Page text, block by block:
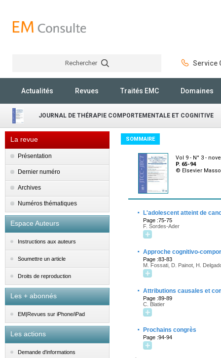
Rechercher Service
Actualités Revues Traités EMC Domaines
JOURNAL DE THÉRAPIE COMPORTEMENTALE ET COGNITIVE
La revue
Présentation
Dernier numéro
Archives
Numéros thématiques
Espace Auteurs
Instructions aux auteurs
Soumettre un article
Droits de reproduction
Les + abonnés
EM|Revues sur iPhone/iPad
Les actions
Demande d'informations
SOMMAIRE
Vol 9 - N° 3 -
P. 65-94
© Elsevier
· L'adolescent atteint de
Page :75-75
F. Sordes-Ader
· Approche cognitivo-
Page :83-83
M. Fossati, D. Painot, H.
· Attributions causales et
Page :89-89
C. Blatier
· Prochains congrès
Page :94-94